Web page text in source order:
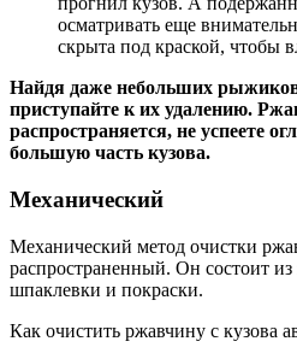
осматривать еще
скрыта под краской, чтобы
Найдя даже небольших
приступайте к их удалению.
распространяется, не успеете
большую часть кузова.
Механический
Механический метод очистки
распространенный. Он состоит из
шпаклевки и покраски.
Как очистить ржавчину с кузова